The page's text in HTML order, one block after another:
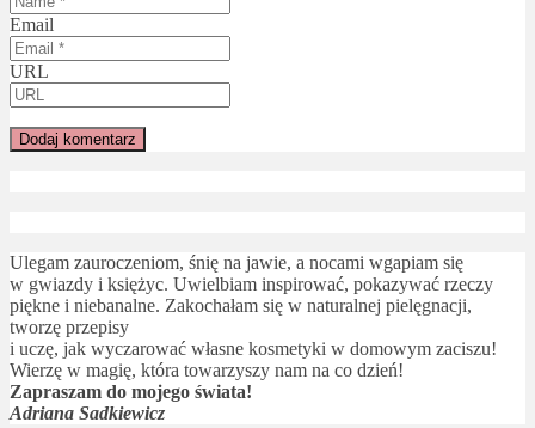
Email
URL
Ulegam zauroczeniom, śnię na jawie, a nocami wgapiam się
w gwiazdy i księżyc. Uwielbiam inspirować, pokazywać rzeczy
piękne i niebanalne. Zakochałam się w naturalnej pielęgnacji,
tworzę przepisy
i uczę, jak wyczarować własne kosmetyki w domowym zaciszu!
Wierzę w magię, która towarzyszy nam na co dzień!
Zapraszam do mojego świata!
Adriana Sadkiewicz